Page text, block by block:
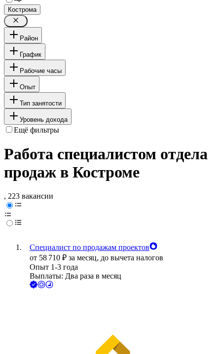
Кострома
Район
График
Рабочие часы
Опыт
Тип занятости
Уровень дохода
Ещё фильтры
Работа специалистом отдела
продаж в Костроме
, 223 вакансии
Специалист по продажам проектов
от 58 710 ₽ за месяц, до вычета налогов
Опыт 1-3 года
Выплаты: Два раза в месяц